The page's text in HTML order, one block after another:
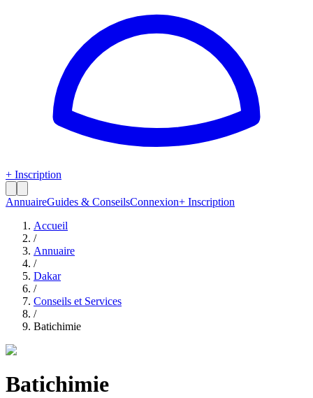
+ Inscription
AnnuaireGuides & ConseilsConnexion+ Inscription
Accueil
/
Annuaire
/
Dakar
/
Conseils et Services
/
Batichimie
Batichimie